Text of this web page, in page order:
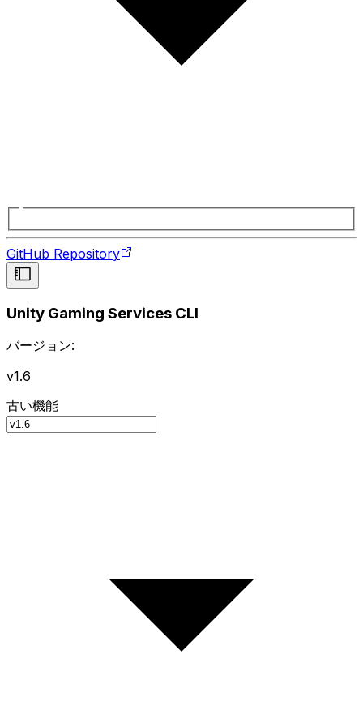
GitHub Repository
Unity Gaming Services CLI
バージョン:
v1.6
古い機能